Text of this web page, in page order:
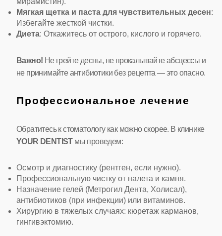
Мягкая щетка и паста для чувствительных десен:
Избегайте жесткой чистки.
Диета: Откажитесь от острого, кислого и горячего.
Важно! Не грейте десны, не прокалывайте абсцессы и
не принимайте антибиотики без рецепта — это опасно.
Профессиональное лечение
Обратитесь к стоматологу как можно скорее. В клинике
YOUR DENTISTмы проведем:
Осмотр и диагностику (рентген, если нужно).
Профессиональную чистку от налета и камня.
Назначение гелей (Метрогил Дента, Холисал),
антибиотиков (при инфекции) или витаминов.
Хирургию в тяжелых случаях: кюретаж карманов,
гингивэктомию.